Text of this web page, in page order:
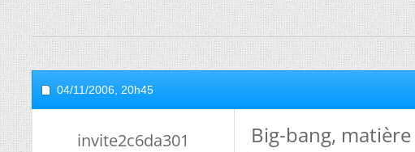
04/11/2006, 20h45
invite2c6da301 Big-bang,